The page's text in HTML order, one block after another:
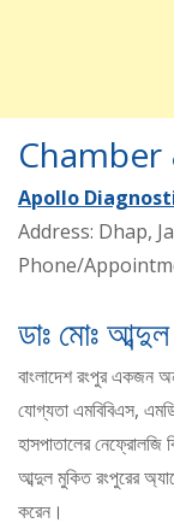
Apollo
Address: Dhap,
Phone/
ডাঃ মোঃ
বাংলাদেশ রংপুর একজন
যোগ্যতা এমবিবিএস,
হাসপাতালের নেফ্রোলজি
আব্দুল মুকিত রংপুরের
করেন।